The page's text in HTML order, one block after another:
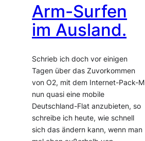
Arm-Surfen
im Ausland.
Schrieb ich doch vor einigen
Tagen über das Zuvorkommen
von O2, mit dem Internet-Pack-M
nun quasi eine mobile
Deutschland-Flat anzubieten, so
schreibe ich heute, wie schnell
sich das ändern kann, wenn man